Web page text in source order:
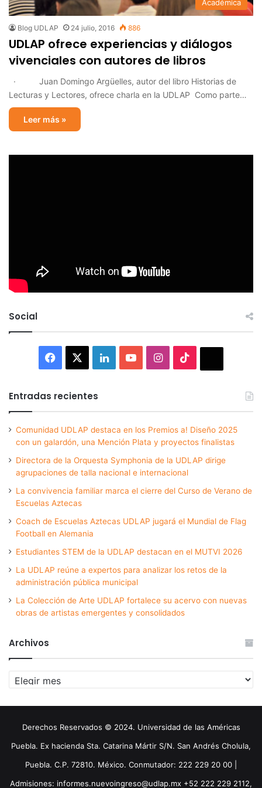
Académica
Blog UDLAP 24 julio, 2016 886
UDLAP ofrece experiencias y diálogos
vivenciales con autores de libros
· Juan Domingo Argüelles, autor del libro Historias de
Lecturas y Lectores, ofrece charla en la UDLAP Como parte…
Leer más »
Social
Facebook LinkedInYouTubeInstagram
Entradas recientes
Comunidad UDLAP destaca en los Premios a! Diseño 2025
con un galardón, una Mención Plata y proyectos finalistas
Directora de la Orquesta Symphonia de la UDLAP dirige
agrupaciones de talla nacional e internacional
La convivencia familiar marca el cierre del Curso de Verano de
Escuelas Aztecas
Coach de Escuelas Aztecas UDLAP jugará el Mundial de Flag
Football en Alemania
Estudiantes STEM de la UDLAP destacan en el MUTVI 2026
La UDLAP reúne a expertos para analizar los retos de la
administración pública municipal
La Colección de Arte UDLAP fortalece su acervo con nuevas
obras de artistas emergentes y consolidados
Archivos
Archivos
Derechos Reservados © 2024. Universidad de las Américas
Puebla. Ex hacienda Sta. Catarina Mártir S/N. San Andrés Cholula,
Puebla. C.P. 72810. México. Conmutador: 222 229 20 00 |
Admisiones: informes.nuevoingreso@udlap.mx +52 222 229 2112,